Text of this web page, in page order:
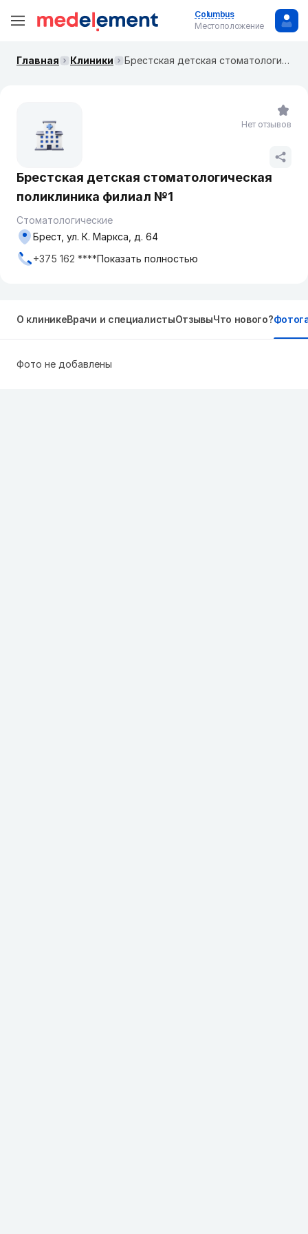
Columbus
Местоположение
Главная Клиники Брестская детская стоматологическая поликлиника филиал №1
Брестская детская стоматологическая
поликлиника филиал №1
Стоматологические
Брест, ул. К. Маркса, д. 64
+375 162 ****Показать полностью
Нет отзывов
О клиникеВрачи и специалистыОтзывыЧто нового?
Фото не добавлены